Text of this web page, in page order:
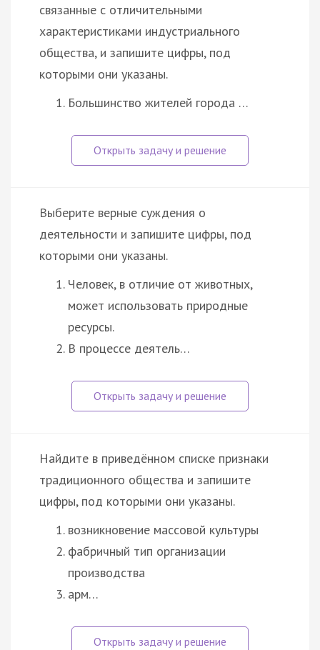
связанные с отличительными
характеристиками индустриального
общества, и запишите цифры, под
которыми они указаны.
Большинство жителей города …
Выберите верные суждения о
деятельности и запишите цифры, под
которыми они указаны.
Человек, в отличие от животных,
может использовать природные
ресурсы.
В процессе деятель…
Найдите в приведённом списке признаки
традиционного общества и запишите
цифры, под которыми они указаны.
возникновение массовой культуры
фабричный тип организации
производства
арм…